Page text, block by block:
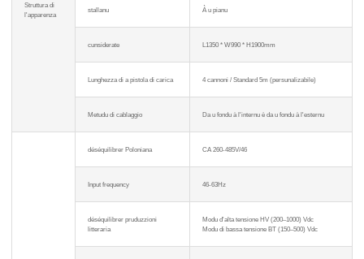
Struttura di
l'apparenza
stallanu À u pianu
cunsiderate L1350 * W990 * H1900mm
Lunghezza di a pistola di carica 4 cannoni / Standard 5m (persunalizabile)
Metudu di cablaggio Da u fondu à l'internu è da u fondu à l'esternu
déséquilibrer Poloniana CA 260-485V/46
Input frequency 46-63Hz
déséquilibrer pruduzzioni
litteraria
Modu d'alta tensione HV (200–1000) Vdc
Modu di bassa tensione BT (150–500) Vdc